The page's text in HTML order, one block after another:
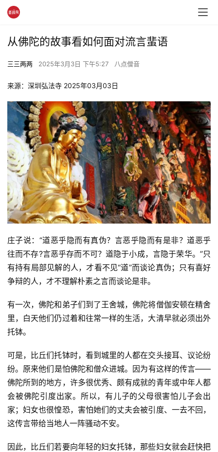
从佛陀的故事看如何面对流言蜚语
三三两两 2025年3月3日 下午5:27 八点僧音
来源：深圳弘法寺 2025年03月03日
庄子说：“道恶乎隐而有真伪？言恶乎隐而有是非？道恶乎
往而不存?言恶乎存而不可？道隐于小成，言隐于荣华。”只
有持有局部见解的人，才看不见“道”而谈论真伪；只有喜好
争辩的人，才不理解朴素之言而谈论是非。
有一次，佛陀和弟子们到了王舍城，佛陀将僧伽安顿在精舍
里，白天他们仍过着和往常一样的生活，大清早就必须出外
托钵。
可是，比丘们托钵时，看到城里的人都在交头接耳、议论纷
纷。原来他们是怕佛陀和僧众进城。因为有这样的传言——
佛陀所到的地方，许多很优秀、颇有成就的青年或中年人都
会被佛陀引度出家。所以，有儿子的父母很害怕儿子会出
家；妇女也很惶恐，害怕她们的丈夫会被引度、一去不回，
这传言带给当地人一阵骚动不安。
因此，比丘们若要向年轻的妇女托钵，那些妇女就会赶快把